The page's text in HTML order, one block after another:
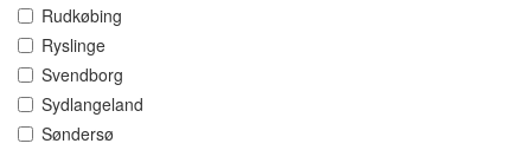
Rudkøbing
Ryslinge
Svendborg
Sydlangeland
Søndersø